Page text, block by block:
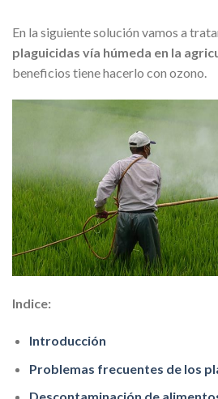
En la siguiente solución vamos a
plaguicidas vía húmeda en la
beneficios tiene hacerlo con ozono.
Indice:
Introducción
Problemas frecuentes de los